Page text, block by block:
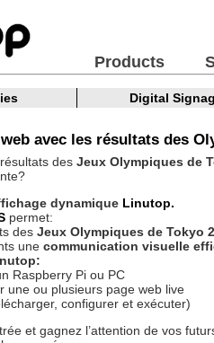
Products
Digital
avec les résultats des
des Jeux Olympiques de
dynamique Linutop.
permet:
des Jeux Olympiques de Tokyo
une communication visuelle
Raspberry Pi ou PC
une ou plusieurs page web live
configurer et exécuter)
et gagnez l’attention de vos